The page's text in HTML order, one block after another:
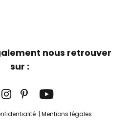
nous retrouver
sur :
Mentions légales